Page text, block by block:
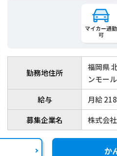
マイカー通勤
可
勤務地住所
福岡県
ンモー
給与
月給
募集企業名
株式会
か